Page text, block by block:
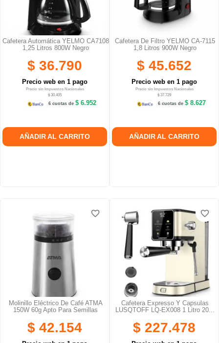
Cafetera Automática YELMO CA7108
1,25 Litros 800W Negro
$ 36.790
Precio web en 1 pago
Precio sin Impuestos Nacionales
$ 30.405
6 cuotas de $ 6.952
AÑADIR AL CARRITO
Cafetera De Filtro YELMO CA-7115
1,8 Litros 900W Negro
$ 45.652
Precio web en 1 pago
Precio sin Impuestos Nacionales
$ 37.729
6 cuotas de $ 8.627
AÑADIR AL CARRITO
Molinillo Eléctrico De Café ATMA
150W 60g Apto Para Semillas
$ 42.154
favorite_border
favorite_border
Cafetera Expresso Y Capsulas
LUSQTOFF LQ-EX008 1 Litro 20...
$ 227.478
favorite_border
favorite_border